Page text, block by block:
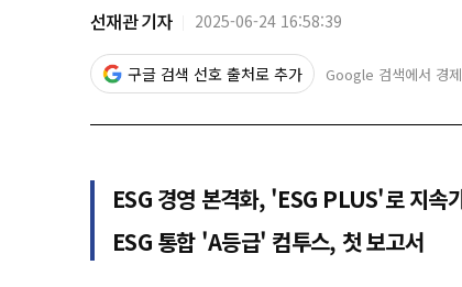
선재관 기자 2025-06-24 16:58:39
구글 검색 선호 출처로 추가 Google 검색에서 경
ESG 경영 본격화, 'ESG PLUS'로 지속
ESG 통합 'A등급' 컴투스, 첫 보고서